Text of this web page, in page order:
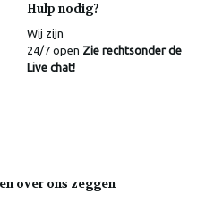
Hulp nodig?
Wij zijn
24/7 open Zie rechtsonder de
Live chat!
over ons zeggen